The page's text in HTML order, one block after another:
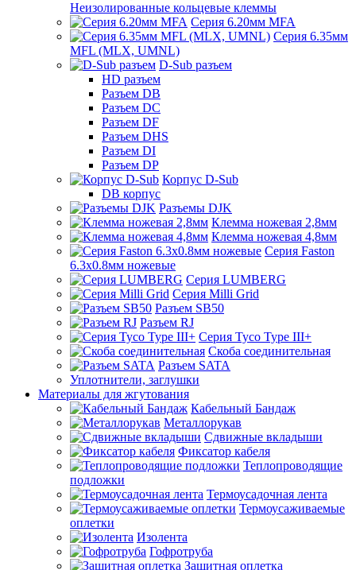
Неизолированные кольцевые клеммы
Серия 6.20мм MFA
Серия 6.35мм
MFL (MLX, UMNL)
D-Sub разъем
HD разъем
Разъем DB
Разъем DC
Разъем DF
Разъем DHS
Разъем DI
Разъем DP
Корпус D-Sub
DB корпус
Разъемы DJK
Клемма ножевая 2,8мм
Клемма ножевая 4,8мм
Серия Faston
6.3х0.8мм ножевые
Серия LUMBERG
Серия Milli Grid
Разъем SB50
Разъем RJ
Серия Tyco Type III+
Скоба соединительная
Разъем SATA
Уплотнители, заглушки
Материалы для жгутования
Кабельный Бандаж
Металлорукав
Сдвижные вкладыши
Фиксатор кабеля
Теплопроводящие
подложки
Термоусадочная лента
Термоусаживаемые
оплетки
Изолента
Гофротруба
Защитная оплетка